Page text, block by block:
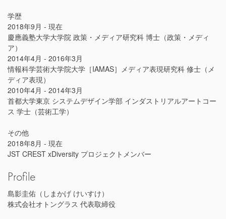
学歴
2018年9月 - 現在
慶應義塾大学大学院 政策・メディア研究科 博士（政策・メディ
ア）
2014年4月 - 2016年3月
情報科学芸術大学院大学［IAMAS］メディア表現研究科 修士（メ
ディア表現）
2010年4月 - 2014年3月
首都大学東京 システムデザイン学部 インダストリアルアートコー
ス 学士（芸術工学）
その他
2018年8月 - 現在
JST CREST xDiversity プロジェクトメンバー
Profile
島影圭佑（しまかげ けいすけ）
株式会社オトングラス 代表取締役